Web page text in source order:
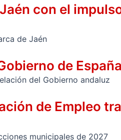
con el
de
de Empleo